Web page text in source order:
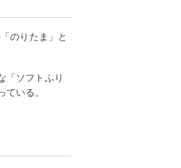
のりたま」と
「ソフトふり
いる。